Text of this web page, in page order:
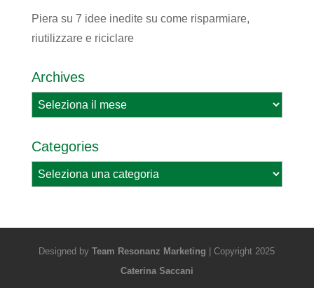
Piera su 7 idee inedite su come risparmiare,
riutilizzare e riciclare
Archives
Archives
Categories
Categories
Designed byTeam Resonanz Marketing | Copyright 2025
Caterina Saccani